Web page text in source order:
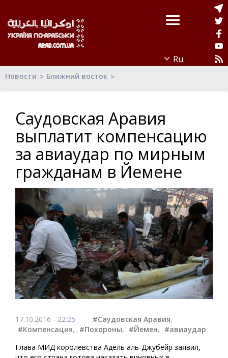
Новости Ближний восток
Саудовская Аравия
выплатит компенсацию
за авиаудар по мирным
гражданам в Йемене
17.10.2016 - 22:25 #Саудовская Аравия,
#Компенсация, #Похороны, #Йемен, #авиаудар
Глава МИД королевства Адель аль-Джубейр заявил,